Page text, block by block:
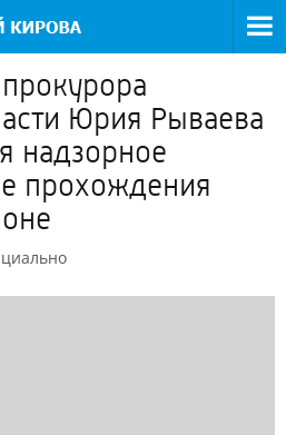
Юрия Рываева
надзорное
прохождения